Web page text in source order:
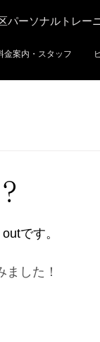
パーソナルトレー
金案内・スタッフ
です。
した！